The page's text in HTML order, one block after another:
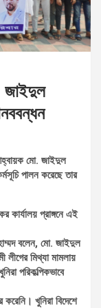
জাইদুল
মো. জাইদুল
পালন করেছে তার
কার্যালয় প্রাঙ্গনে এই
বলেন, মো. জাইদুল
মিথ্যা মামলায়
পরিকল্পিকভাবে
খুনিরা বিদেশে